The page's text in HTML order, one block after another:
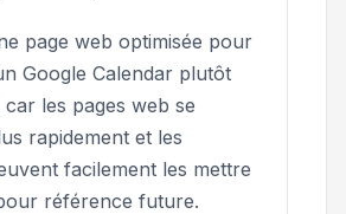
page web optimisée pour
Google Calendar plutôt
les pages web se
rapidement et les
facilement les mettre
référence future.